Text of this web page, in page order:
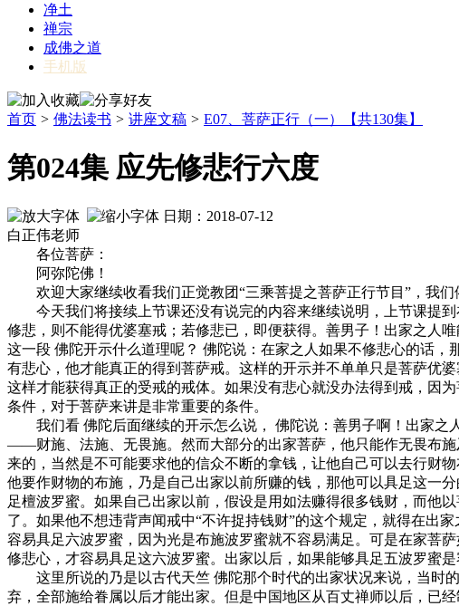
净土
禅宗
成佛之道
手机版
首页 > 佛法读书 > 讲座文稿 > E07、菩萨正行（一）【共130集】
第024集 应先修悲行六度
日期：2018-07-12
白正伟老师
各位菩萨：
阿弥陀佛！
欢迎大家继续收看我们正觉教团“三乘菩提之菩萨正行节目”，我们
今天我们将接续上节课还没有说完的内容来继续说明，上节课提到
修悲，则不能得优婆塞戒；若修悲已，即便获得。善男子！出家之人
这一段 佛陀开示什么道理呢？ 佛陀说：在家之人如果不修悲心的话
有悲心，他才能真正的得到菩萨戒。这样的开示并不单单只是菩萨优
这样才能获得真正的受戒的戒体。如果没有悲心就没办法得到戒，因
条件，对于菩萨来讲是非常重要的条件。
我们看 佛陀后面继续的开示怎么说， 佛陀说：善男子啊！出家之
——财施、法施、无畏施。然而大部分的出家菩萨，他只能作无畏布
来的，当然是不可能要求他的信众不断的拿钱，让他自己可以去行财
他要作财物的布施，乃是自己出家以前所赚的钱，那他可以具足这一
足檀波罗蜜。如果自己出家以前，假设是用如法赚得很多钱财，而他
了。如果他不想违背声闻戒中“不许捉持钱财”的这个规定，就得在出
容易具足六波罗蜜，因为光是布施波罗蜜就不容易满足。可是在家菩
修悲心，才容易具足这六波罗蜜。出家以后，如果能够具足五波罗蜜
这里所说的乃是以古代天竺 佛陀那个时代的出家状况来说，当时
弃，全部施给眷属以后才能出家。但是中国地区从百丈禅师以后，已